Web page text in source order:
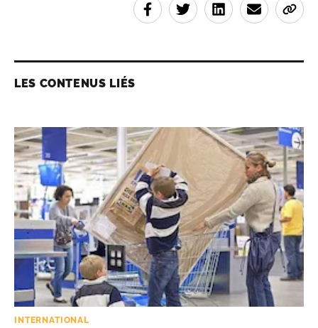
LES CONTENUS LIÉS
INTERNATIONAL